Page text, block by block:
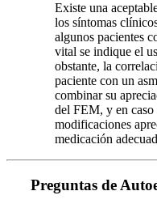
Existe una
los síntomas
algunos pacientes
vital se indique el
obstante, la
paciente con un
combinar su
del FEM, y en caso
modificaciones
medicación
Preguntas de